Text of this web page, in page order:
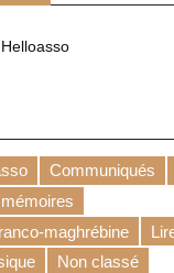
Communiqués
maghrébine
Non classé